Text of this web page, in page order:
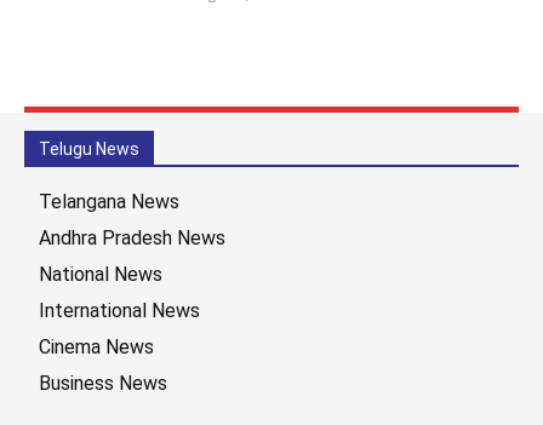
Telugu News
Telangana News
Andhra Pradesh News
National News
International News
Cinema News
Business News